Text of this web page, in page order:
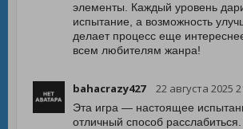
элементы. Каждый уровень
испытание, а возможность
делает процесс еще
всем любителям жанра!
bahacrazy427 22 августа 2025
Эта игра — настоящее
отличный способ